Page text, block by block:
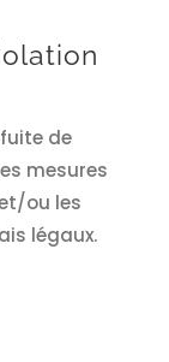
de
mesures
ou les
légaux.